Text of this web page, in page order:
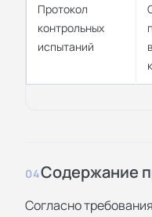
Протокол
контрольных
испытаний
04Содержание
Согласно